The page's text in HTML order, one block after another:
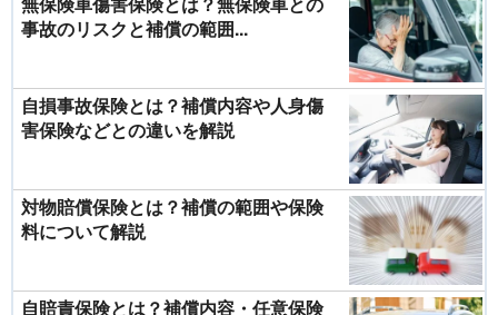
事故のリスクと補償の範囲...
自損事故保険とは？補償内容や人身傷
害保険などとの違いを解説
対物賠償保険とは？補償の範囲や保険
料について解説
自賠責保険とは？補償内容・任意保険